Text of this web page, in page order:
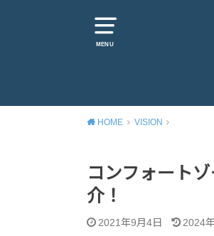
MENU
HOME VISION
コンフォート
介！
2021年9月4日 2024